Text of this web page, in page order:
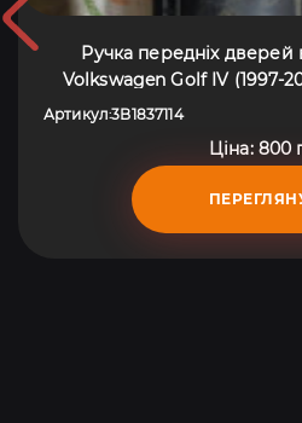
Ручка передніх дверей
Volkswagen Golf IV (1997-
Артикул:3B1837114
Ціна: 800